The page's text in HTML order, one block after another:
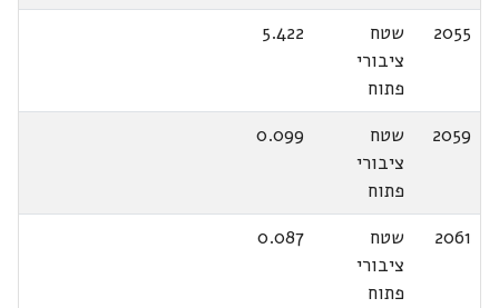
2055
שטח
ציבורי
פתוח
5.422
2059
שטח
ציבורי
פתוח
0.099
2061
שטח
ציבורי
פתוח
0.087